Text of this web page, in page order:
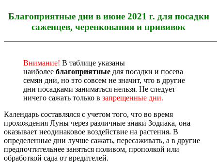
Благоприятные дни в июне 2021 г. для посадки
саженцев, черенкования и прививок
Внимание! В таблице указаны
наиболее благоприятные для посадки и посева
семян дни, но это совсем не значит, что в другие
дни посадками заниматься нельзя. Не следует
ничего сажать только в запрещенные дни.
Календарь составлялся с учетом того, что во время
прохождения Луны через различные знаки Зодиака, она
оказывает неодинаковое воздействие на растения. В
определенные дни лучше сажать, пересаживать, а в другие
предпочтительнее заняться поливом, прополкой или
обработкой сада от вредителей.